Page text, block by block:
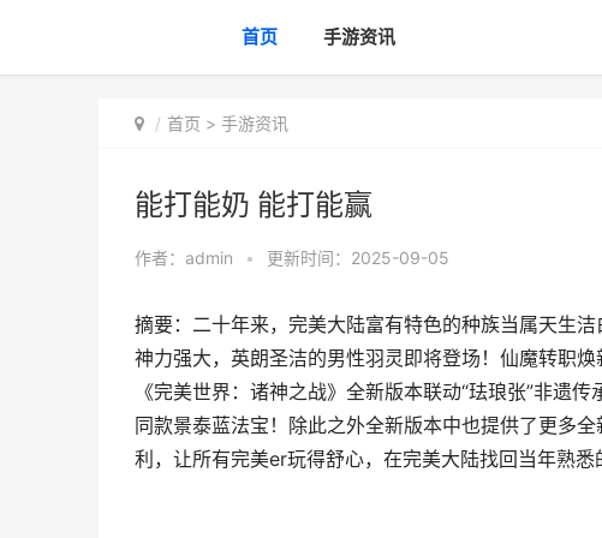
首页 手游资讯
首页 > 手游资讯
能打能奶 能打能赢
作者： admin • 更新时间：2025-09-05
摘要：二十年来，完美大陆富有特色的种族当属天生
神力强大，英朗圣洁的男性羽灵即将登场！仙魔转职
《完美世界：诸神之战》全新版本联动“珐琅张”非遗
同款景泰蓝法宝！除此之外全新版本中也提供了更多
利，让所有完美er玩得舒心，在完美大陆找回当年熟